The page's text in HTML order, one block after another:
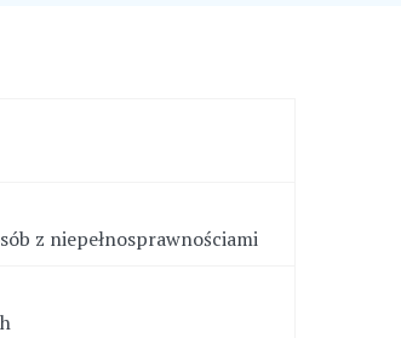
z niepełnosprawnościami